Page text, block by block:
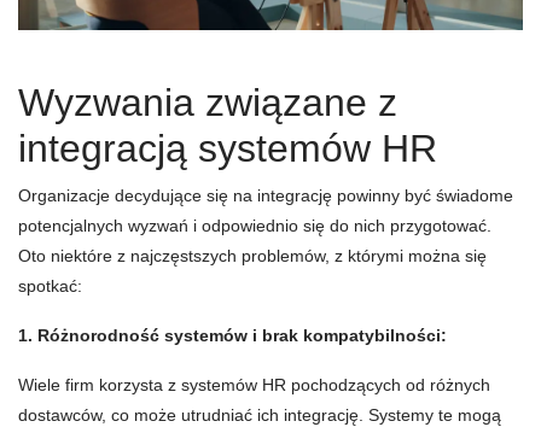
Wyzwania związane z
integracją systemów HR
Organizacje decydujące się na integrację powinny być świadome
potencjalnych wyzwań i odpowiednio się do nich przygotować.
Oto niektóre z najczęstszych problemów, z którymi można się
spotkać:
1. Różnorodność systemów i brak kompatybilności:
Wiele firm korzysta z systemów HR pochodzących od różnych
dostawców, co może utrudniać ich integrację. Systemy te mogą